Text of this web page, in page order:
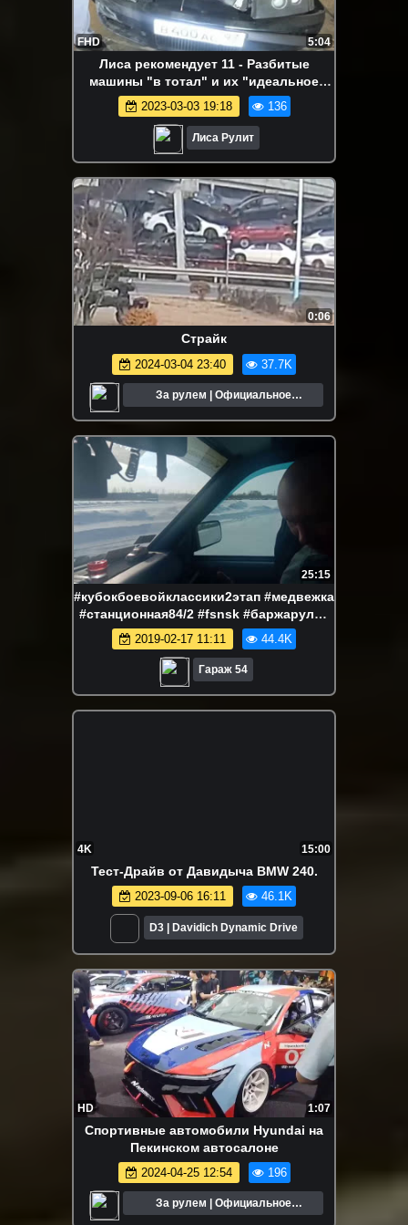
FHD 5:04
Лиса рекомендует 11 - Разбитые
машины "в тотал" и их "идеальное
состояние". Шкода Октавия/Skoda
Octavia. Лиса Рулит.
2023-03-03 19:18 136
Лиса Рулит
0:06
Страйк
2024-03-04 23:40 37.7K
За рулем | Официальное
25:15
#кубокбоевойклассики2этап #медвежка
#станционная84/2 #fsnsk #баржарулит
#кирюханаскае #базаотдыха
2019-02-17 11:11 44.4K
Гараж 54
4K 15:00
Тест-Драйв от Давидыча BMW 240.
2023-09-06 16:11 46.1K
D3 | Davidich Dynamic Drive
HD 1:07
Спортивные автомобили Hyundai на
Пекинском автосалоне
2024-04-25 12:54 196
За рулем | Официальное